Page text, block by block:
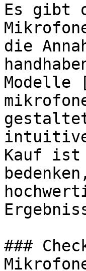
Es gibt
die
Modelle
intuitive
Kauf
###